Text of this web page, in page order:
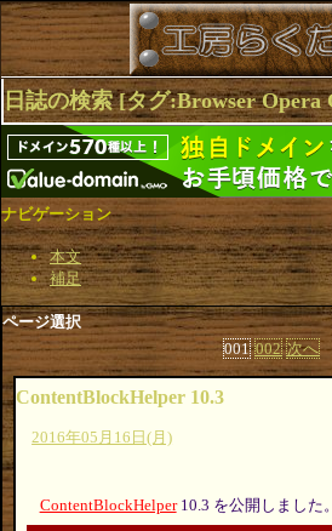
ナビゲーション
本文
補足
ページ選択
001 002 次へ
ContentBlockHelper 10.3
2016年05月16日(月)
ContentBlockHelper10.3 を公開しました。